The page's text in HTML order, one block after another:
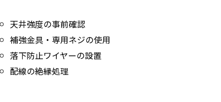
天井強度の事前確認
補強金具・専用ネジの使用
落下防止ワイヤーの設置
配線の絶縁処理